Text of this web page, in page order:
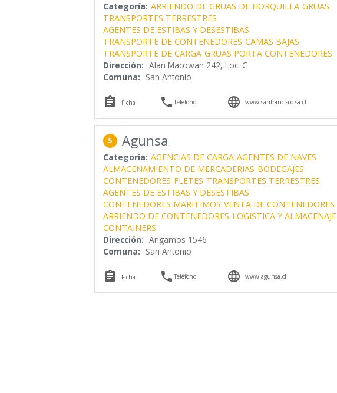
Categoría: ARRIENDO DE GRUAS DE HORQUILLA GRUAS
TRANSPORTES TERRESTRES
AGENTES DE ESTIBAS Y DESESTIBAS
TRANSPORTE DE CONTENEDORES CAMAS BAJAS
TRANSPORTE DE CARGA GRUAS PORTA CONTENEDORES
Dirección: Alan Macowan 242, Loc. C
Comuna: San Antonio
 Ficha Teléfono  www.sanfrancisco-sa.cl
5 Agunsa
Categoría: AGENCIAS DE CARGA AGENTES DE NAVES
ALMACENAMIENTO DE MERCADERIAS BODEGAJES
CONTENEDORES FLETES TRANSPORTES TERRESTRES
AGENTES DE ESTIBAS Y DESESTIBAS
CONTENEDORES MARITIMOS VENTA DE CONTENEDORES
ARRIENDO DE CONTENEDORES LOGISTICA Y ALMACENAJE
CONTAINERS
Dirección: Angamos 1546
Comuna: San Antonio
 Ficha Teléfono  www.agunsa.cl